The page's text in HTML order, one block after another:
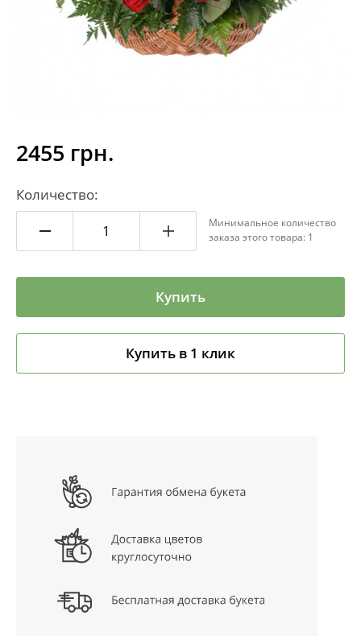
2455 грн.
Количество:
Минимальное количество
заказа этого товара: 1
Купить
Купить в 1 клик